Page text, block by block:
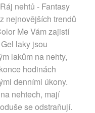
nehtů - Fantasy
nejnovějších trendů
Me Vám zajistí
laky jsou
lakům na nehty,
hodinách
denními úkony.
nehtech, mají
se odstraňují.